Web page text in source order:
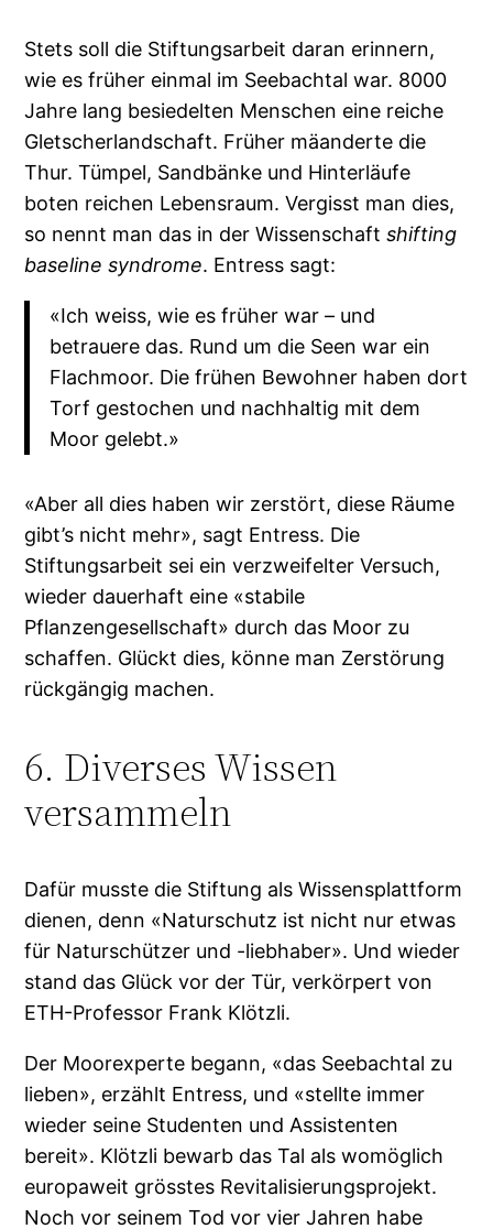
Stets soll die Stiftungsarbeit daran erinnern,
wie es früher einmal im Seebachtal war. 8000
Jahre lang besiedelten Menschen eine reiche
Gletscherlandschaft. Früher mäanderte die
Thur. Tümpel, Sandbänke und Hinterläufe
boten reichen Lebensraum. Vergisst man dies,
so nennt man das in der Wissenschaftshifting
baseline syndrome. Entress sagt:
«Ich weiss, wie es früher war – und
betrauere das. Rund um die Seen war ein
Flachmoor. Die frühen Bewohner haben dort
Torf gestochen und nachhaltig mit dem
Moor gelebt.»
«Aber all dies haben wir zerstört, diese Räume
gibt’s nicht mehr», sagt Entress. Die
Stiftungsarbeit sei ein verzweifelter Versuch,
wieder dauerhaft eine «stabile
Pflanzengesellschaft» durch das Moor zu
schaffen. Glückt dies, könne man Zerstörung
rückgängig machen.
6. Diverses Wissen
versammeln
Dafür musste die Stiftung als Wissensplattform
dienen, denn «Naturschutz ist nicht nur etwas
für Naturschützer und -liebhaber». Und wieder
stand das Glück vor der Tür, verkörpert von
ETH-Professor Frank Klötzli.
Der Moorexperte begann, «das Seebachtal zu
lieben», erzählt Entress, und «stellte immer
wieder seine Studenten und Assistenten
bereit». Klötzli bewarb das Tal als womöglich
europaweit grösstes Revitalisierungsprojekt.
Noch vor seinem Tod vor vier Jahren habe